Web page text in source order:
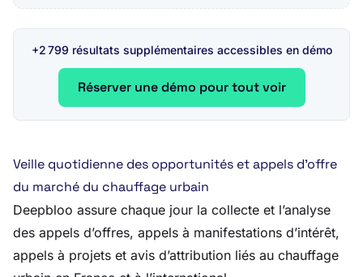
+2 799 résultats supplémentaires accessibles en démo
Réserver une démo pour tout voir
Veille quotidienne des opportunités et appels d’offre
du marché du chauffage urbain
Deepbloo assure chaque jour la collecte et l’analyse
des appels d’offres, appels à manifestations d’intérêt,
appels à projets et avis d’attribution liés au chauffage